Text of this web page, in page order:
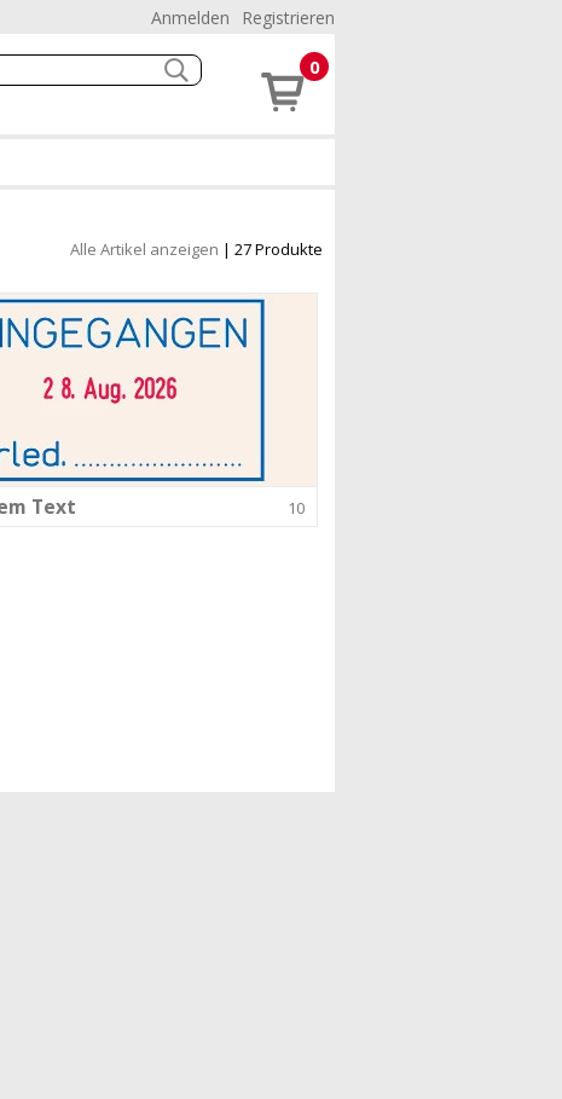
Anmelden Registrieren
0
Alle Artikel anzeigen | 27 Produkte
Text 10